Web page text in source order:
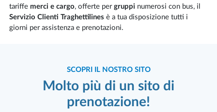
tariffe merci e cargo, offerte per gruppi numerosi con bus, il
Servizio Clienti Traghettilines è a tua disposizione tutti i
giorni per assistenza e prenotazioni.
SCOPRI IL NOSTRO SITO
Molto più di un sito di
prenotazione!